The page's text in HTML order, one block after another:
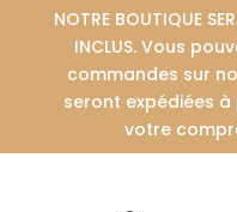
NOTRE BOUTIQUE
INCLUS. Vous
commandes sur
seront expédiées
votre